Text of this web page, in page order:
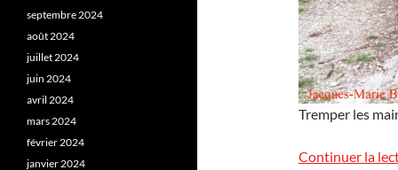
Tremper les
Continuer la
septembre 2024
août 2024
juillet 2024
juin 2024
avril 2024
mars 2024
février 2024
janvier 2024